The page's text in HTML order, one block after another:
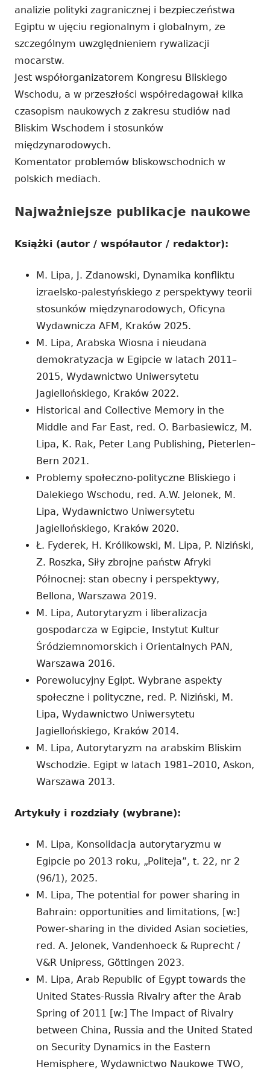
analizie polityki zagranicznej i bezpieczeństwa
Egiptu w ujęciu regionalnym i globalnym, ze
szczególnym uwzględnieniem rywalizacji
mocarstw.
Jest współorganizatorem Kongresu Bliskiego
Wschodu, a w przeszłości współredagował kilka
czasopism naukowych z zakresu studiów nad
Bliskim Wschodem i stosunków
międzynarodowych.
Komentator problemów bliskowschodnich w
polskich mediach.
Najważniejsze publikacje naukowe
Książki (autor / współautor / redaktor):
M. Lipa, J. Zdanowski, Dynamika konfliktu
izraelsko-palestyńskiego z perspektywy teorii
stosunków międzynarodowych, Oficyna
Wydawnicza AFM, Kraków 2025.
M. Lipa, Arabska Wiosna i nieudana
demokratyzacja w Egipcie w latach 2011–
2015, Wydawnictwo Uniwersytetu
Jagiellońskiego, Kraków 2022.
Historical and Collective Memory in the
Middle and Far East, red. O. Barbasiewicz, M.
Lipa, K. Rak, Peter Lang Publishing, Pieterlen–
Bern 2021.
Problemy społeczno-polityczne Bliskiego i
Dalekiego Wschodu, red. A.W. Jelonek, M.
Lipa, Wydawnictwo Uniwersytetu
Jagiellońskiego, Kraków 2020.
Ł. Fyderek, H. Królikowski, M. Lipa, P. Niziński,
Z. Roszka, Siły zbrojne państw Afryki
Północnej: stan obecny i perspektywy,
Bellona, Warszawa 2019.
M. Lipa, Autorytaryzm i liberalizacja
gospodarcza w Egipcie, Instytut Kultur
Śródziemnomorskich i Orientalnych PAN,
Warszawa 2016.
Porewolucyjny Egipt. Wybrane aspekty
społeczne i polityczne, red. P. Niziński, M.
Lipa, Wydawnictwo Uniwersytetu
Jagiellońskiego, Kraków 2014.
M. Lipa, Autorytaryzm na arabskim Bliskim
Wschodzie. Egipt w latach 1981–2010, Askon,
Warszawa 2013.
Artykuły i rozdziały (wybrane):
M. Lipa, Konsolidacja autorytaryzmu w
Egipcie po 2013 roku, „Politeja”, t. 22, nr 2
(96/1), 2025.
M. Lipa, The potential for power sharing in
Bahrain: opportunities and limitations, [w:]
Power-sharing in the divided Asian societies,
red. A. Jelonek, Vandenhoeck & Ruprecht /
V&R Unipress, Göttingen 2023.
M. Lipa, Arab Republic of Egypt towards the
United States-Russia Rivalry after the Arab
Spring of 2011 [w:] The Impact of Rivalry
between China, Russia and the United Stated
on Security Dynamics in the Eastern
Hemisphere, Wydawnictwo Naukowe TWO,